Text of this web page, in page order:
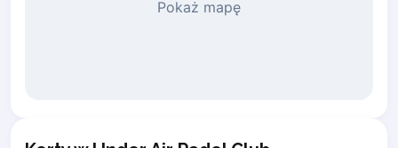
Pokaż mapę